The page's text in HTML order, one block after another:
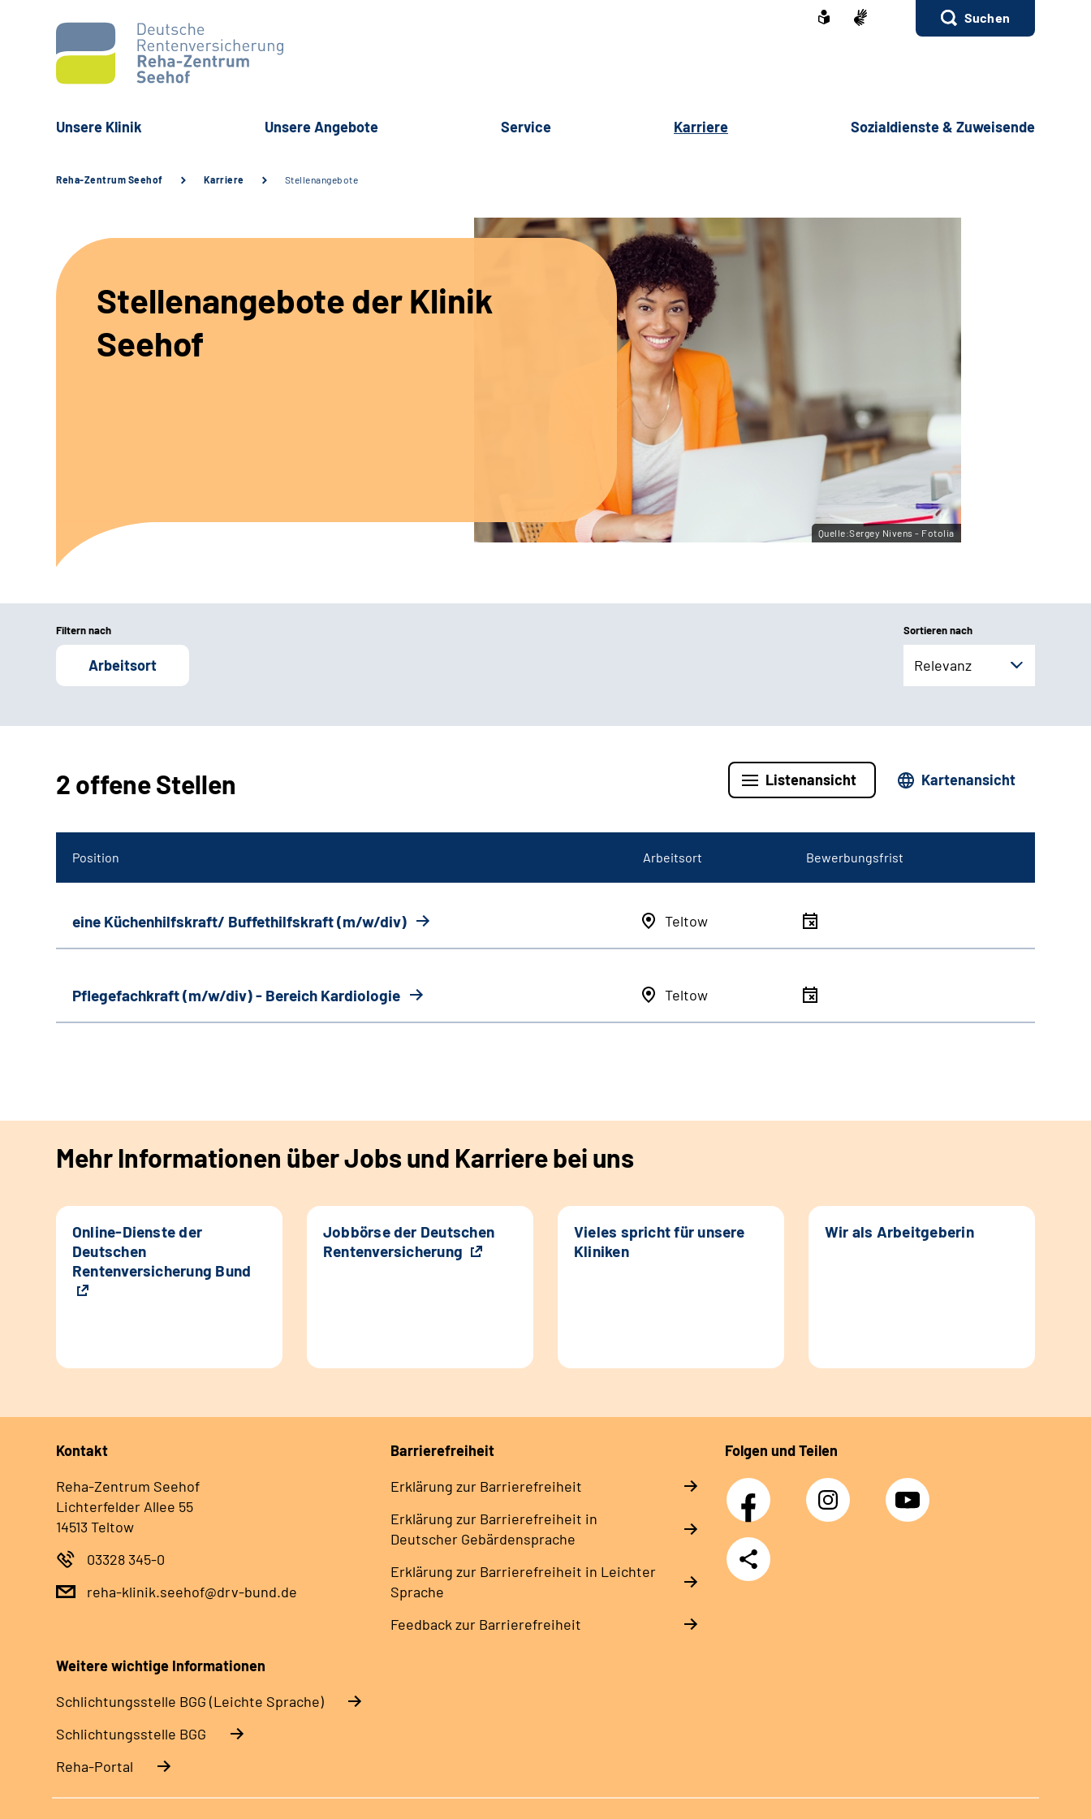
Suchen
Unsere Klinik Unsere Angebote Service Karriere Sozialdienste & Zuweisende
Reha-Zentrum Seehof Karriere Stellenangebote
Stellenangebote der Klinik
Seehof
Quelle:Sergey Nivens - Fotolia
Filtern nach
Arbeitsort
Sortieren nach
Relevanz
2 offene Stellen Listenansicht Kartenansicht
Position Arbeitsort Bewerbungsfrist
eine Küchenhilfskraft/ Buffethilfskraft (m/w/div) Teltow
Pflegefachkraft (m/w/div) - Bereich Kardiologie Teltow
Mehr Informationen über Jobs und Karriere bei uns
Online-Dienste der
Deutschen
Rentenversicherung Bund
Jobbörse der Deutschen
Rentenversicherung
Vieles spricht für unsere
Kliniken
Wir als Arbeitgeberin
Kontakt
Reha-Zentrum Seehof
Lichterfelder Allee 55
14513 Teltow
03328 345-0
reha-klinik.seehof@drv-bund.de
Barrierefreiheit
Erklärung zur Barrierefreiheit
Erklärung zur Barrierefreiheit in
Deutscher Gebärdensprache
Erklärung zur Barrierefreiheit in Leichter
Sprache
Feedback zur Barrierefreiheit
Folgen und Teilen
Facebook Instagram YouTube
Teilen
Weitere wichtige Informationen
Schlich­tungs­stel­le BGG (Leichte Sprache)
Schlich­tungs­stel­le BGG
Reha-Portal